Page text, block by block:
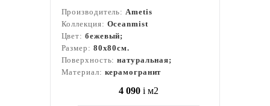
Производитель:Ametis
Коллекция: Oceanmist
Цвет: бежевый;
Размер: 80x80см.
Поверхность:натуральная;
Материал: керамогранит
4 090 i м2